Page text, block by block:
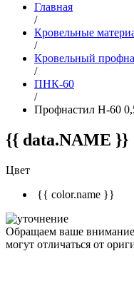
Главная
/
Кровельные
/
Кровельный
/
ПНК-60
/
Профнастил Н-60
{{ data.NAME }}
Цвет
{{ color.name }}
Обращаем ваше
могут отличаться от